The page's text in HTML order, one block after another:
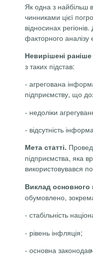
Як одна з найбільш
чинниками цієї
відносинах
факторного
Невирішені
з таких підстав:
- агрегована
підприємству, що
- недоліки
- відсутність
Мета статті.
підприємства, яка
використовувався
Виклад основного
обумовлено,
- стабільність
- рівень інфляція;
- основна